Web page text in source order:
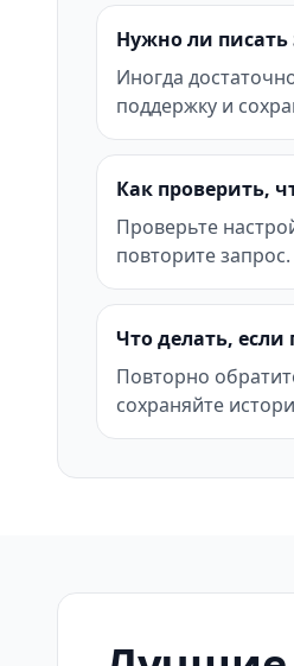
Нужно ли писать
Иногда
поддержку и
Как проверить,
Проверьте
повторите запрос.
Что делать,
Повторно
сохраняйте